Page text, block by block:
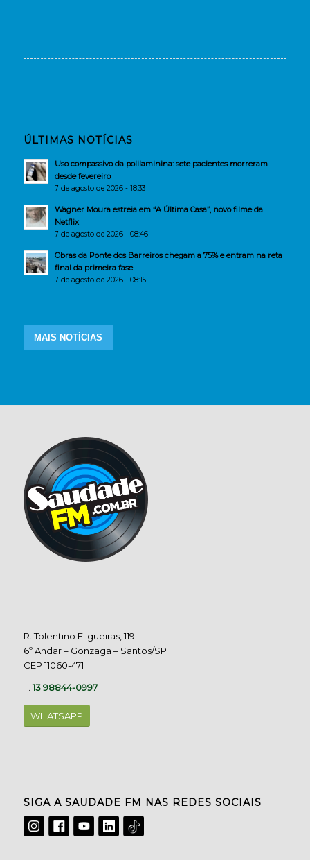
ÚLTIMAS NOTÍCIAS
Uso compassivo da polilaminina: sete pacientes morreram
desde fevereiro
7 de agosto de 2026 - 18:33
Wagner Moura estreia em “A Última Casa”, novo filme da
Netflix
7 de agosto de 2026 - 08:46
Obras da Ponte dos Barreiros chegam a 75% e entram na reta
final da primeira fase
7 de agosto de 2026 - 08:15
MAIS NOTÍCIAS
R. Tolentino Filgueiras, 119
6º Andar – Gonzaga – Santos/SP
CEP 11060-471
T.13 98844-0997
WHATSAPP
SIGA A SAUDADE FM NAS REDES SOCIAIS